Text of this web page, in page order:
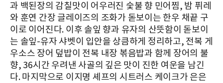
과 백된장의 감칠맛이 어우러진 숯불 향 민어찜, 밤 퓌레
와 훈연 간장 글레이즈의 조화가 돋보이는 한우 채끝 구
이로 이어진다. 이후 솔잎 향과 유자의 산뜻함이 돋보이
는 솔잎-유자 샤벳이 입안을 상큼하게 정리하고, 전복 게
우소스 장어 덮밥이 전복 내장 볶음밥과 함께 장어의 불
향, 36시간 우려낸 사골의 깊은 맛이 진한 여운을 남긴
다. 마지막으로 이지명 셰프의 시트러스 케이크가 은은